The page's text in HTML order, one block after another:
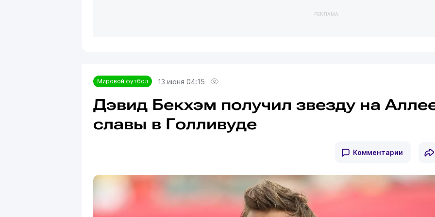
РЕКЛАМА
Мировой футбол 13 июня 04:15
Дэвид Бекхэм получил звезду на
славы в Голливуде
Комментарии